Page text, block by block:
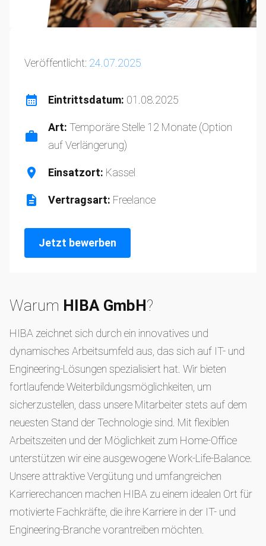
Veröffentlicht: 24.07.2025
Eintrittsdatum: 01.08.2025
Art: Temporäre Stelle 12 Monate (Option
auf Verlängerung)
Einsatzort: Kassel
Vertragsart: Freelance
Jetzt bewerben
Warum HIBA GmbH?
HIBA zeichnet sich durch ein innovatives und
dynamisches Arbeitsumfeld aus, das sich auf IT- und
Engineering-Lösungen spezialisiert hat. Wir bieten
fortlaufende Weiterbildungsmöglichkeiten, um
sicherzustellen, dass unsere Mitarbeiter stets auf dem
neuesten Stand der Technologie sind. Mit flexiblen
Arbeitszeiten und der Möglichkeit zum Home-Office
unterstützen wir eine ausgewogene Work-Life-Balance.
Unsere attraktive Vergütung und umfangreichen
Karrierechancen machen HIBA zu einem idealen Ort für
motivierte Fachkräfte, die ihre Karriere in der IT- und
Engineering-Branche vorantreiben möchten.